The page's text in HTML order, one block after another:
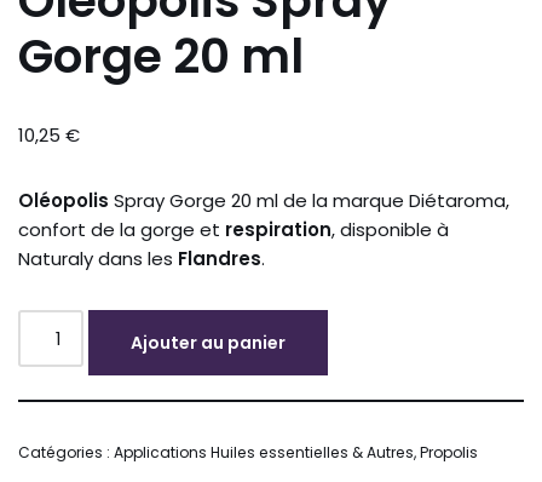
Gorge 20 ml
10,25 €
Oléopolis Spray Gorge 20 ml de la marque Diétaroma,
confort de la gorge et respiration, disponible à
Naturaly dans les Flandres.
Ajouter au panier
Catégories : Applications Huiles essentielles & Autres,Propolis